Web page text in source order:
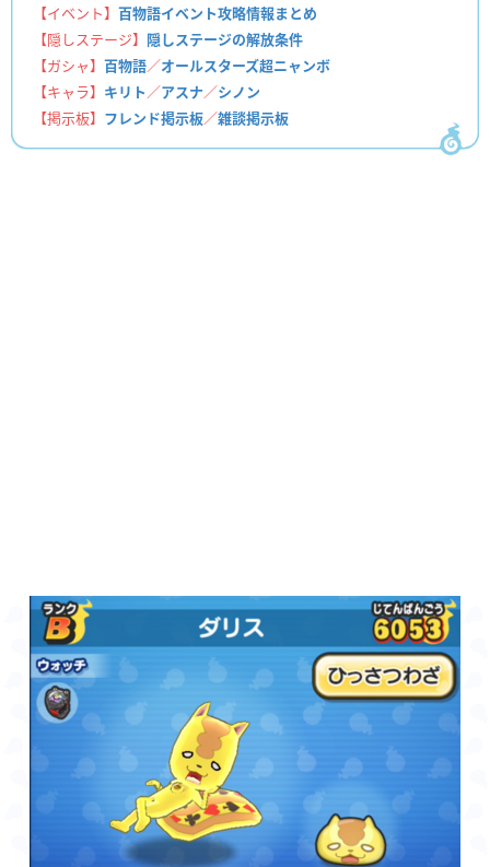
【イベント】 百物語イベント攻略情報まとめ
【隠しステージ】 隠しステージの解放条件
【ガシャ】 百物語／オールスターズ超ニャンボ
【キャラ】 キリト／アスナ／シノン
【掲示板】 フレンド掲示板／雑談掲示板